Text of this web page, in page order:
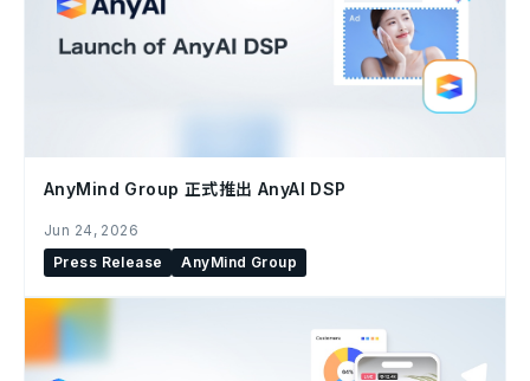
AnyMind Group 正式推出 AnyAI DSP
Jun 24, 2026
Press Release
AnyMind Group